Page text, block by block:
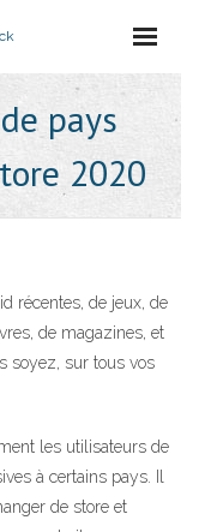
pays
2020
récentes, de jeux, de
de magazines, et
soyez, sur tous vos
les utilisateurs de
à certains pays. Il
de store et